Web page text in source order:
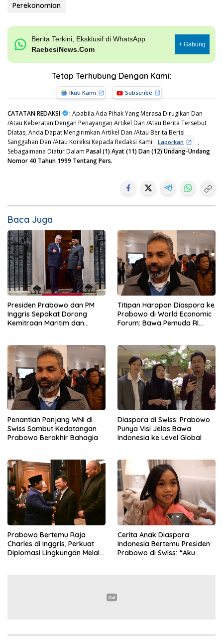
Perekonomian
Berita Terkini, Eksklusif di WhatsApp
RaebesiNews.Com
+ Gabung
Tetap Terhubung Dengan Kami:
Ikuti Kami Subscribe
CATATAN REDAKSI : Apabila Ada Pihak Yang Merasa Dirugikan Dan
/Atau Keberatan Dengan Penayangan Artikel Dan /Atau Berita Tersebut
Diatas, Anda Dapat Mengirimkan Artikel Dan /Atau Berita Berisi
Sanggahan Dan /Atau Koreksi Kepada Redaksi Kami
Laporkan
,
Sebagaimana Diatur Dalam Pasal (1) Ayat (11) Dan (12) Undang-Undang
Nomor 40 Tahun 1999 Tentang Pers.
Baca Juga
Presiden Prabowo dan PM
Inggris Sepakat Dorong
Kemitraan Maritim dan
Titipan Harapan Diaspora ke
Prabowo di World Economic
Forum: Bawa Pemuda RI
Penantian Panjang WNI di
Swiss Sambut Kedatangan
Prabowo Berakhir Bahagia
Diaspora di Swiss: Prabowo
Punya Visi Jelas Bawa
Indonesia ke Level Global
Prabowo Bertemu Raja
Charles di Inggris, Perkuat
Diplomasi Lingkungan Melalui
Cerita Anak Diaspora
Indonesia Bertemu Presiden
Prabowo di Swiss: “Aku